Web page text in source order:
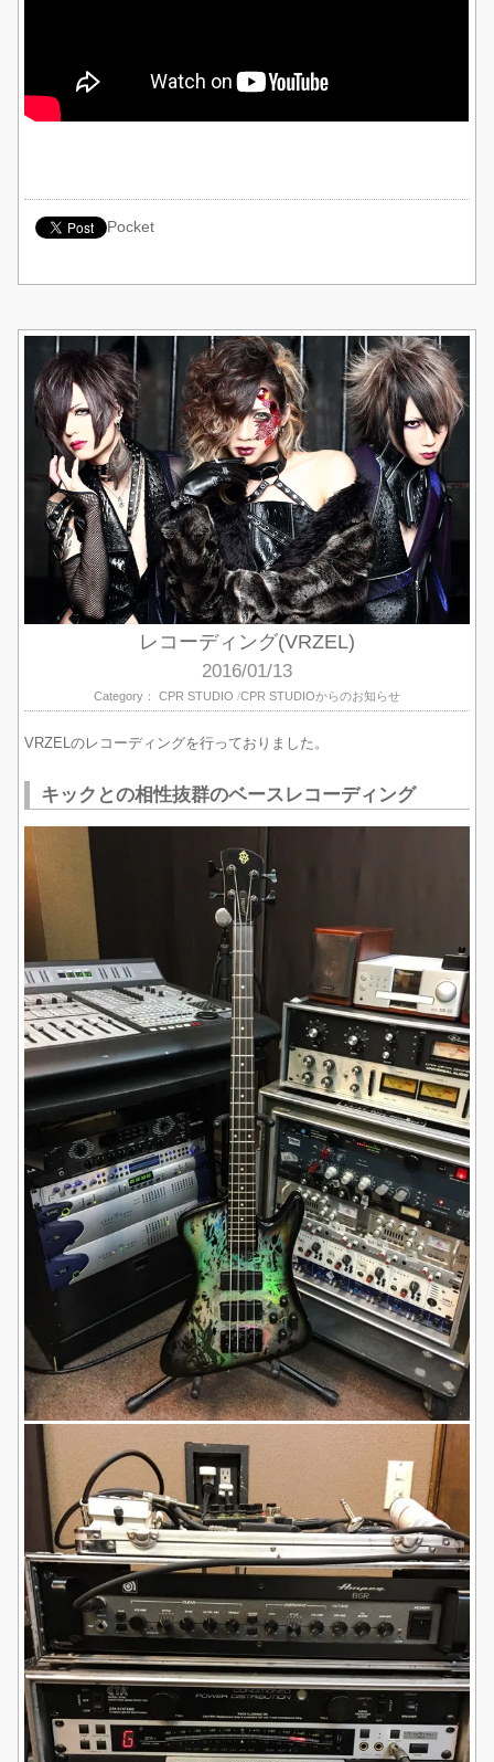
Pocket
レコーディング(VRZEL)
2016/01/13
Category： CPR STUDIO CPR STUDIOからのお知らせ
VRZELのレコーディングを行っておりました。
キックとの相性抜群のベースレコーディング